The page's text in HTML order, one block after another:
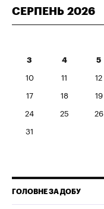
СЕРПЕНЬ 2026
3 4 5
10 11 12
17 18 19
24 25 26
31
ГОЛОВНЕ ЗА ДОБУ